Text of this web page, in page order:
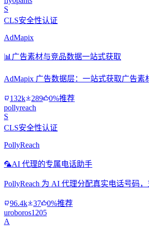
S
CLS安全性认证
AdMapix
📊 广告素材与竞品数据一站式获取
AdMapix 广告数据层：一站式获取广告
132k 289
0%推荐
pollyreach
S
CLS安全性认证
PollyReach
🦜AI 代理的专属电话助手
PollyReach 为 AI 代理分配真实电话号码
96.4k 37
0%推荐
uroboros1205
A